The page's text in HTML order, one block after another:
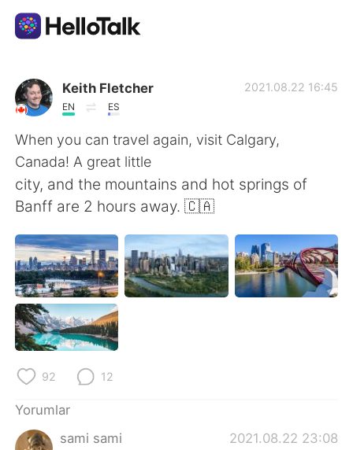
Dil Değişimi Uygulaması
AI Grammar Checker
Türkçe
English 简体中文
繁體中文 Español
العربية
ไทย
Keith Fletcher
EN ES
2021.08.22 16:45
When you can travel again, visit Calgary,
Canada! A great little
city, and the mountains and hot springs of
Banff are 2 hours away. 🇨🇦
92 12
Yorumlar
sami sami
2021.08.22 23:08